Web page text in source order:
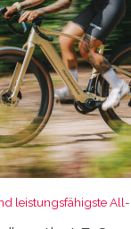
leistungsfähigste